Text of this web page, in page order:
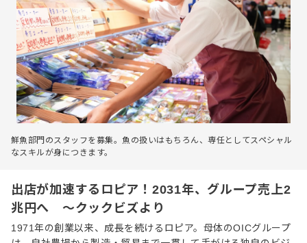
鮮魚部門のスタッフを募集。魚の扱いはもちろん、専任としてスペシャル
なスキルが身につきます。
出店が加速するロピア！2031年、グループ売上2
兆円へ ～クックビズより
1971年の創業以来、成長を続けるロピア。母体のOICグループ